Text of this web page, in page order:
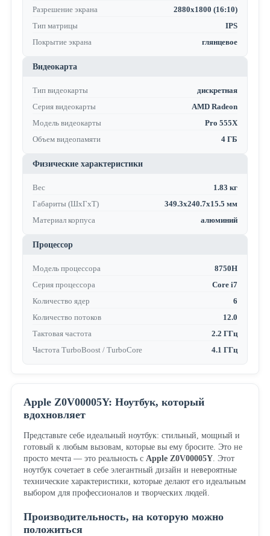
Разрешение экрана
2880x1800 (16:10)
Тип матрицы
IPS
Покрытие экрана
глянцевое
Видеокарта
Тип видеокарты
дискретная
Серия видеокарты
AMD Radeon
Модель видеокарты
Pro 555X
Объем видеопамяти
4 ГБ
Физические характеристики
Вес
1.83 кг
Габариты (ШхГхТ)
349.3x240.7x15.5 мм
Материал корпуса
алюминий
Процессор
Модель процессора
8750H
Серия процессора
Core i7
Количество ядер
6
Количество потоков
12.0
Тактовая частота
2.2 ГГц
Частота TurboBoost / TurboCore
4.1 ГГц
Apple Z0V00005Y: Ноутбук, который
вдохновляет
Представьте себе идеальный ноутбук: стильный, мощный и
готовый к любым вызовам, которые вы ему бросите. Это не
просто мечта — это реальность с Apple Z0V00005Y. Этот
ноутбук сочетает в себе элегантный дизайн и невероятные
технические характеристики, которые делают его идеальным
выбором для профессионалов и творческих людей.
Производительность, на которую можно
положиться